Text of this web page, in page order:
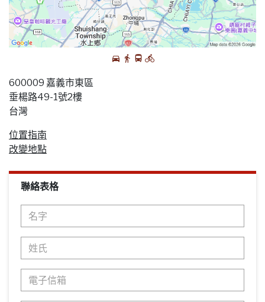
600009 嘉義市東區
垂楊路49-1號2樓
台灣
位置指南
改變地點
聯絡表格